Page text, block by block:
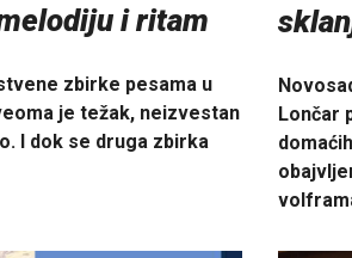
i ritam
zbirke pesama u
je težak, neizvestan
I dok se druga zbirka
Lončar